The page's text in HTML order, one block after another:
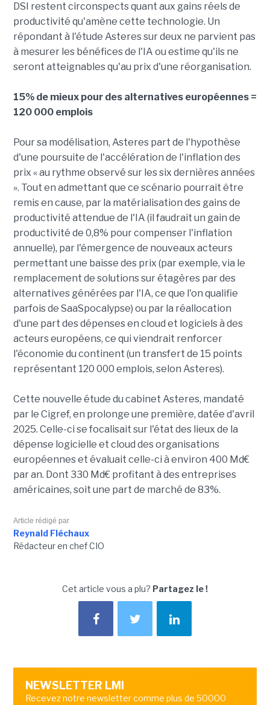
DSI restent circonspects quant aux gains réels de
productivité qu'amène cette technologie. Un
répondant à l'étude Asteres sur deux ne parvient pas
à mesurer les bénéfices de l'IA ou estime qu'ils ne
seront atteignables qu'au prix d'une réorganisation.
15% de mieux pour des alternatives européennes =
120 000 emplois
Pour sa modélisation, Asteres part de l'hypothèse
d'une poursuite de l'accélération de l'inflation des
prix « au rythme observé sur les six dernières années
». Tout en admettant que ce scénario pourrait être
remis en cause, par la matérialisation des gains de
productivité attendue de l'IA (il faudrait un gain de
productivité de 0,8% pour compenser l'inflation
annuelle), par l'émergence de nouveaux acteurs
permettant une baisse des prix (par exemple, via le
remplacement de solutions sur étagères par des
alternatives générées par l'IA, ce que l'on qualifie
parfois de SaaSpocalypse) ou par la réallocation
d'une part des dépenses en cloud et logiciels à des
acteurs européens, ce qui viendrait renforcer
l'économie du continent (un transfert de 15 points
représentant 120 000 emplois, selon Asteres).
Cette nouvelle étude du cabinet Asteres, mandaté
par le Cigref, en prolonge une première, datée d'avril
2025. Celle-ci se focalisait sur l'état des lieux de la
dépense logicielle et cloud des organisations
européennes et évaluait celle-ci à environ 400 Md€
par an. Dont 330 Md€ profitant à des entreprises
américaines, soit une part de marché de 83%.
Article rédigé par
Reynald Fléchaux
Rédacteur en chef CIO
Cet article vous a plu? Partagez le !
NEWSLETTER LMI
Recevez notre newsletter comme plus de 50000